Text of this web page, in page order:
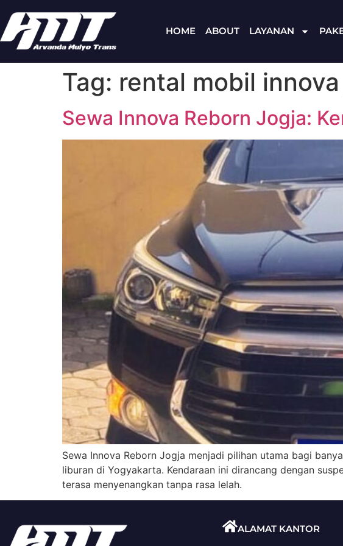
HOME ABOUT LAYANAN
Tag: rental mobil
Sewa Innova Reborn Jogja:
Sewa Innova Reborn Jogja menjadi pilihan utama bagi
liburan di Yogyakarta. Kendaraan ini dirancang dengan
terasa menyenangkan tanpa rasa lelah.
ALAMAT KANTOR